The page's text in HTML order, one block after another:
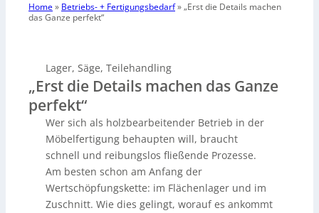
Home» Betriebs- + Fertigungsbedarf»„Erst die Details machen
das Ganze perfekt“
Lager, Säge, Teilehandling
„Erst die Details machen das Ganze
perfekt“
Wer sich als holzbearbeitender Betrieb in der
Möbelfertigung behaupten will, braucht
schnell und reibungslos fließende Prozesse.
Am besten schon am Anfang der
Wertschöpfungskette: im Flächenlager und im
Zuschnitt. Wie dies gelingt, worauf es ankommt